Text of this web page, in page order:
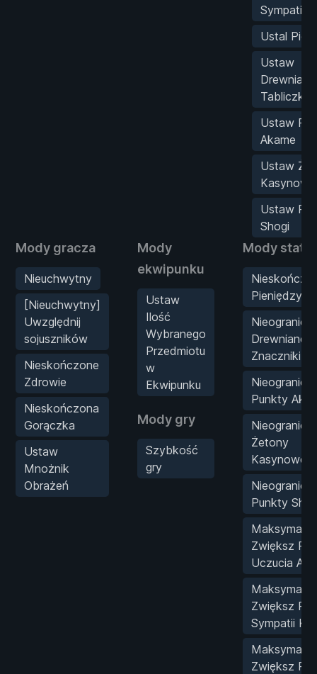
Sympatii
Ustal
Ustaw
Drewniane
Tabliczki
Ustaw
Akame
Ustaw
Kasynowe
Ustaw
Shogi
Mody gracza
Nieuchwytny
[Nieuchwytny]
Uwzględnij
sojuszników
Nieskończone
Zdrowie
Nieskończona
Gorączka
Ustaw
Mnożnik
Obrażeń
Mody
ekwipunku
Ustaw
Ilość
Wybranego
Przedmiotu
w
Ekwipunku
Mody gry
Szybkość
gry
Mody
Pieniędzy
Drewniane
Znaczniki
Punkty
Żetony
Kasynowe
Punkty
Zwiększ
Uczucia Ayu
Zwiększ
Sympatii Kei
Zwiększ